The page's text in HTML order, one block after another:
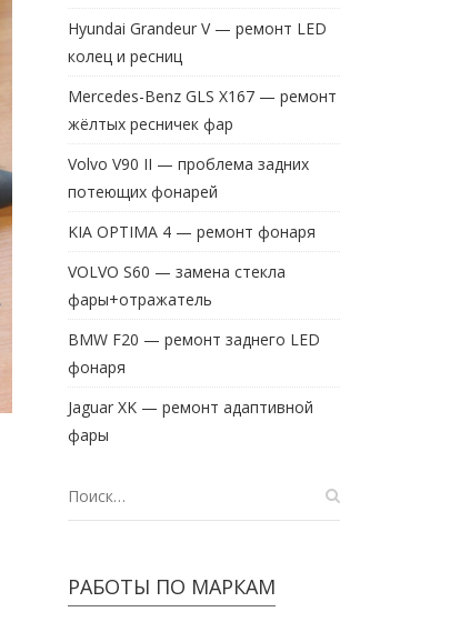
Hyundai Grandeur V — ремонт LED
колец и ресниц
Mercedes-Benz GLS X167 — ремонт
жёлтых ресничек фар
Volvo V90 II — проблема задних
потеющих фонарей
KIA OPTIMA 4 — ремонт фонаря
VOLVO S60 — замена стекла
фары+отражатель
BMW F20 — ремонт заднего LED
фонаря
Jaguar XK — ремонт адаптивной
фары
РАБОТЫ ПО МАРКАМ